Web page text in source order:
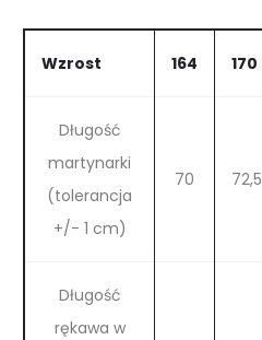
Wzrost 164 170
Długość
martynarki
(tolerancja
+/- 1 cm)
70 72,5
Długość
rękawa w